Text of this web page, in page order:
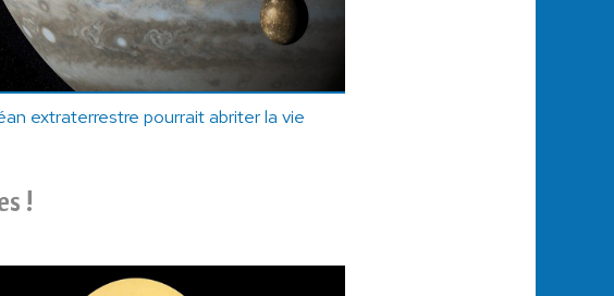
extraterrestre pourrait abriter la vie
!